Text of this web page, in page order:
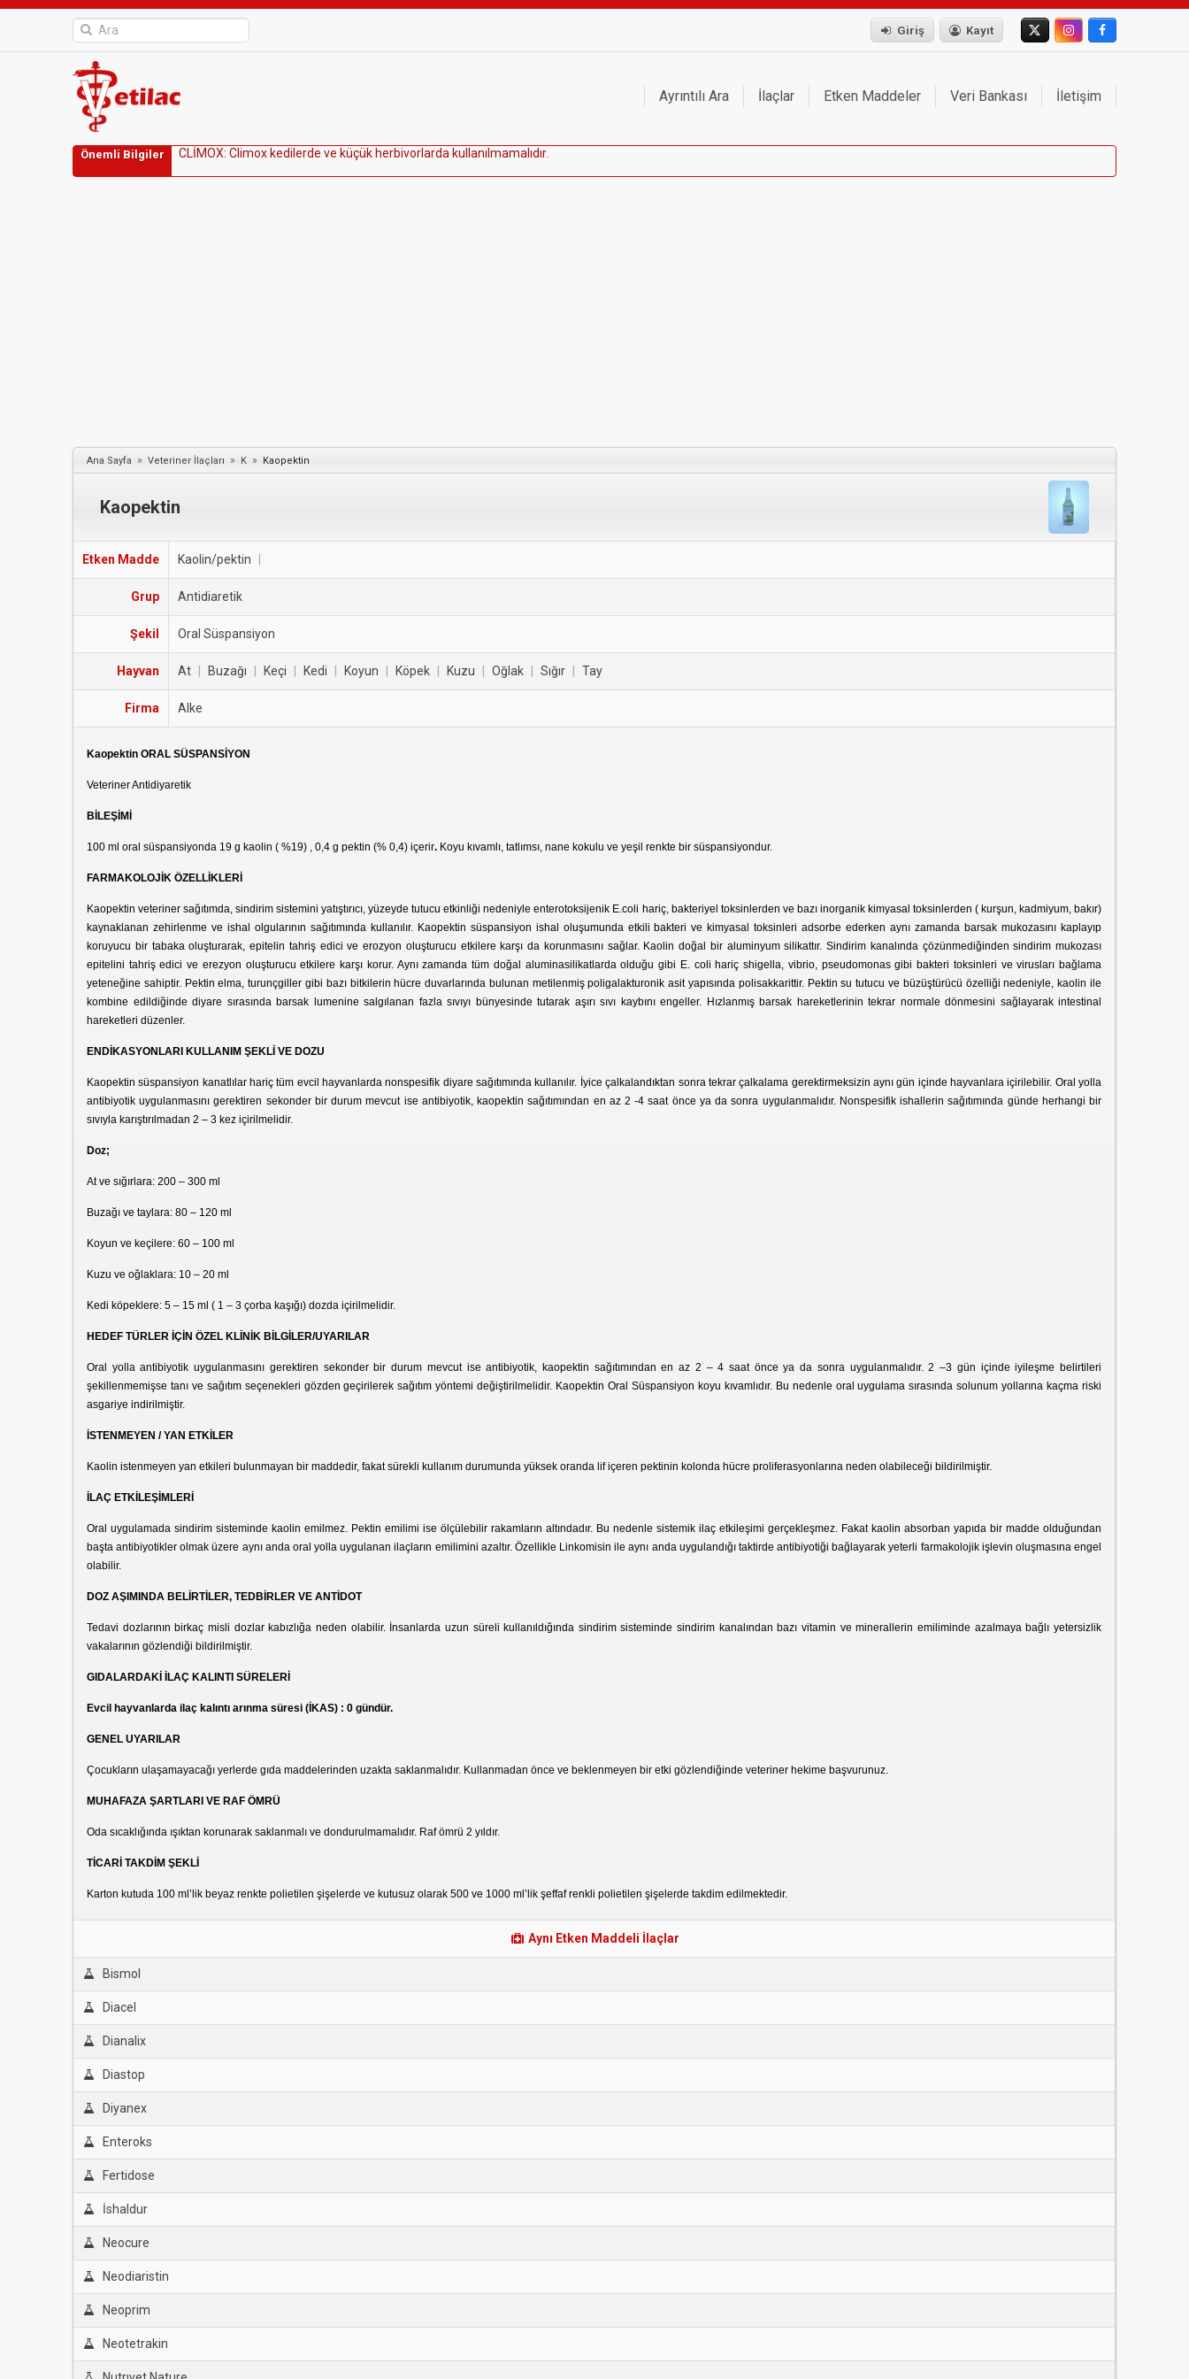
Giriş Kayıt
Ayrıntılı Ara İlaçlar Etken Maddeler Veri Bankası İletişim
Önemli Bilgiler CLİMOX: Cimox kedi erde ve küçük herbivorarda ku anı mama ıdır
Ana Sayfa » Veteriner İlaçları » K » Kaopektin
Kaopektin
Etken Madde Kaolin/pektin
Grup Antidiaretik
Şekil Oral Süspansiyon
Hayvan At Buzağı Keçi Kedi Koyun Köpek Kuzu Oğlak Sığır Tay
Firma Alke
Kaopektin ORAL SÜSPANSİYON
Veteriner Antidiyaretik
BİLEŞİMİ
100 ml oral süspansiyonda 19 g kaolin ( %19) , 0,4 g pektin (% 0,4) içerir. Koyu kıvamlı, tatlımsı, nane kokulu ve yeşil renkte bir süspansiyondur.
FARMAKOLOJİK ÖZELLİKLERİ
Kaopektin veteriner sağıtımda, sindirim sistemini yatıştırıcı, yüzeyde tutucu etkinliği nedeniyle enterotoksijenik E.coli hariç, bakteriyel toksinlerden ve bazı inorganik kimyasal toksinlerden ( kurşun, kadmiyum, bakır)
kaynaklanan zehirlenme ve ishal olgularının sağıtımında kullanılır. Kaopektin süspansiyon ishal oluşumunda etkili bakteri ve kimyasal toksinleri adsorbe ederken aynı zamanda barsak mukozasını kaplayıp
koruyucu bir tabaka oluşturarak, epitelin tahriş edici ve erozyon oluşturucu etkilere karşı da korunmasını sağlar. Kaolin doğal bir aluminyum silikattır. Sindirim kanalında çözünmediğinden sindirim mukozası
epitelini tahriş edici ve erezyon oluşturucu etkilere karşı korur. Aynı zamanda tüm doğal aluminasilikatlarda olduğu gibi E. coli hariç shigella, vibrio, pseudomonas gibi bakteri toksinleri ve virusları bağlama
yeteneğine sahiptir. Pektin elma, turunçgiller gibi bazı bitkilerin hücre duvarlarında bulunan metilenmiş poligalakturonik asit yapısında polisakkarittir. Pektin su tutucu ve büzüştürücü özelliği nedeniyle, kaolin ile
kombine edildiğinde diyare sırasında barsak lumenine salgılanan fazla sıvıyı bünyesinde tutarak aşırı sıvı kaybını engeller. Hızlanmış barsak hareketlerinin tekrar normale dönmesini sağlayarak intestinal
hareketleri düzenler.
ENDİKASYONLARI KULLANIM ŞEKLİ VE DOZU
Kaopektin süspansiyon kanatlılar hariç tüm evcil hayvanlarda nonspesifik diyare sağıtımında kullanılır. İyice çalkalandıktan sonra tekrar çalkalama gerektirmeksizin aynı gün içinde hayvanlara içirilebilir. Oral yolla
antibiyotik uygulanmasını gerektiren sekonder bir durum mevcut ise antibiyotik, kaopektin sağıtımından en az 2 -4 saat önce ya da sonra uygulanmalıdır. Nonspesifik ishallerin sağıtımında günde herhangi bir
sıvıyla karıştırılmadan 2 – 3 kez içirilmelidir.
Doz;
At ve sığırlara: 200 – 300 ml
Buzağı ve taylara: 80 – 120 ml
Koyun ve keçilere: 60 – 100 ml
Kuzu ve oğlaklara: 10 – 20 ml
Kedi köpeklere: 5 – 15 ml ( 1 – 3 çorba kaşığı) dozda içirilmelidir.
HEDEF TÜRLER İÇİN ÖZEL KLİNİK BİLGİLER/UYARILAR
Oral yolla antibiyotik uygulanmasını gerektiren sekonder bir durum mevcut ise antibiyotik, kaopektin sağıtımından en az 2 – 4 saat önce ya da sonra uygulanmalıdır. 2 –3 gün içinde iyileşme belirtileri
şekillenmemişse tanı ve sağıtım seçenekleri gözden geçirilerek sağıtım yöntemi değiştirilmelidir. Kaopektin Oral Süspansiyon koyu kıvamlıdır. Bu nedenle oral uygulama sırasında solunum yollarına kaçma riski
asgariye indirilmiştir.
İSTENMEYEN / YAN ETKİLER
Kaolin istenmeyen yan etkileri bulunmayan bir maddedir, fakat sürekli kullanım durumunda yüksek oranda lif içeren pektinin kolonda hücre proliferasyonlarına neden olabileceği bildirilmiştir.
İLAÇ ETKİLEŞİMLERİ
Oral uygulamada sindirim sisteminde kaolin emilmez. Pektin emilimi ise ölçülebilir rakamların altındadır. Bu nedenle sistemik ilaç etkileşimi gerçekleşmez. Fakat kaolin absorban yapıda bir madde olduğundan
başta antibiyotikler olmak üzere aynı anda oral yolla uygulanan ilaçların emilimini azaltır. Özellikle Linkomisin ile aynı anda uygulandığı taktirde antibiyotiği bağlayarak yeterli farmakolojik işlevin oluşmasına engel
olabilir.
DOZ AŞIMINDA BELİRTİLER, TEDBİRLER VE ANTİDOT
Tedavi dozlarının birkaç misli dozlar kabızlığa neden olabilir. İnsanlarda uzun süreli kullanıldığında sindirim sisteminde sindirim kanalından bazı vitamin ve minerallerin emiliminde azalmaya bağlı yetersizlik
vakalarının gözlendiği bildirilmiştir.
GIDALARDAKİ İLAÇ KALINTI SÜRELERİ
Evcil hayvanlarda ilaç kalıntı arınma süresi (İKAS) : 0 gündür.
GENEL UYARILAR
Çocukların ulaşamayacağı yerlerde gıda maddelerinden uzakta saklanmalıdır. Kullanmadan önce ve beklenmeyen bir etki gözlendiğinde veteriner hekime başvurunuz.
MUHAFAZA ŞARTLARI VE RAF ÖMRÜ
Oda sıcaklığında ışıktan korunarak saklanmalı ve dondurulmamalıdır. Raf ömrü 2 yıldır.
TİCARİ TAKDİM ŞEKLİ
Karton kutuda 100 ml’lik beyaz renkte polietilen şişelerde ve kutusuz olarak 500 ve 1000 ml’lik şeffaf renkli polietilen şişelerde takdim edilmektedir.
Aynı Etken Maddeli İlaçlar
Bismol
Diacel
Dianalix
Diastop
Diyanex
Enteroks
Fertidose
İshaldur
Neocure
Neodiaristin
Neoprim
Neotetrakin